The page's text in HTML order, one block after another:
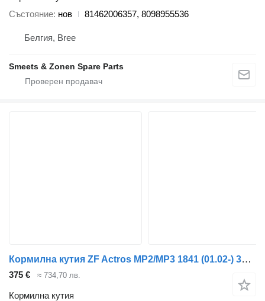
Състояние нов 81462006357, 8098955536
Белгия, Bree
Smeets & Zonen Spare Parts
Кормилна кутия ZF Actros MP2/MP3 1841 (01.02-) 3754600200 за влекач Mercedes-Benz Actros, Axor MP1, MP2, MP3 (1996-2014)
375 € ≈ 734,70 лв.
Кормилна кутия